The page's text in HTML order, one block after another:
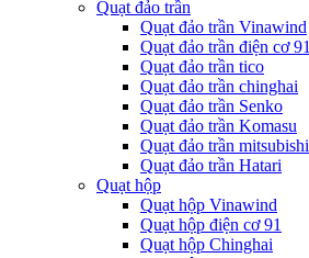
Quạt đảo trần
Quạt đảo trần Vinawind
Quạt đảo trần điện cơ 91
Quạt đảo trần tico
Quạt đảo trần chinghai
Quạt đảo trần Senko
Quạt đảo trần Komasu
Quạt đảo trần mitsubishi
Quạt đảo trần Hatari
Quạt hộp
Quạt hộp Vinawind
Quạt hộp điện cơ 91
Quạt hộp Chinghai